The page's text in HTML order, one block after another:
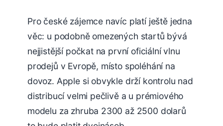
Pro české zájemce navíc platí ještě jedna
věc: u podobně omezených startů bývá
nejjistější počkat na první oficiální vlnu
prodejů v Evropě, místo spoléhání na
dovoz. Apple si obvykle drží kontrolu nad
distribucí velmi pečlivě a u prémiového
modelu za zhruba 2300 až 2500 dolarů